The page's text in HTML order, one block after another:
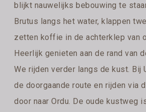
blijkt nauwelijks bebouwing te
Brutus langs het water, klappen
zetten koffie in de achterklep van
Heerlijk genieten aan de rand van
We rijden verder langs de kust. Bij
de doorgaande route en rijden via
door naar Ordu. De oude kustweg